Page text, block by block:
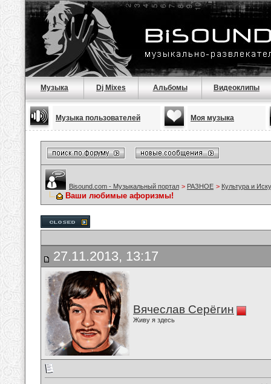
Музыка Dj Mixes Альбомы Видеоклипы
Музыка пользователей Моя музыка
Bisound.com - Музыкальный портал > РАЗНОЕ > Культура и
Ваши любимые афоризмы!
27.11.2013, 13:17
Вячеслав Серёгин
Живу я здесь